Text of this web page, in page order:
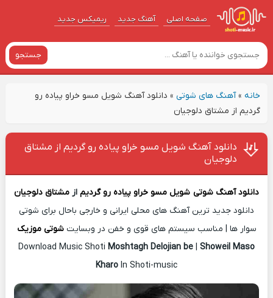
صفحه اصلی آهنگ‌ جدید ریمیکس جدید
جستجو
خانه»آهنگ های شوتی» دانلود آهنگ شویل مسو خراو پیاده رو
گردیم از مشتاق دلوجیان
دانلود آهنگ شویل مسو خراو پیاده رو گردیم از مشتاق
دلوجیان
دانلود آهنگ شوتی شویل مسو خراو پیاده رو گردیم از مشتاق دلوجیان
دانلود جدید ترین آهنگ های محلی ایرانی و خارجی باحال برای شوتی
سوار ها | مناسب سیستم های قوی و خفن در وبسایتشوتی موزیک
Download Music Shoti Moshtagh Delojian be Showeil Maso
Kharo In Shoti-music